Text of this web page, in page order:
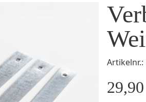
Artikelnr.: